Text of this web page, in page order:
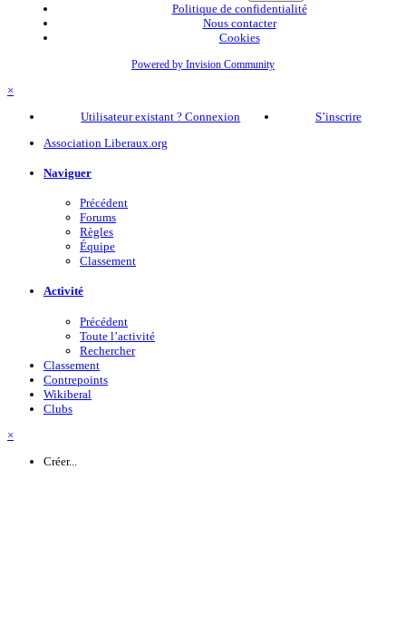
Politique de confidentialité
Nous contacter
Cookies
Powered by Invision Community
×
Utilisateur existant ? Connexion
S’inscrire
Association Liberaux.org
Naviguer
Précédent
Forums
Règles
Équipe
Classement
Activité
Précédent
Toute l’activité
Rechercher
Classement
Contrepoints
Wikiberal
Clubs
×
Créer...